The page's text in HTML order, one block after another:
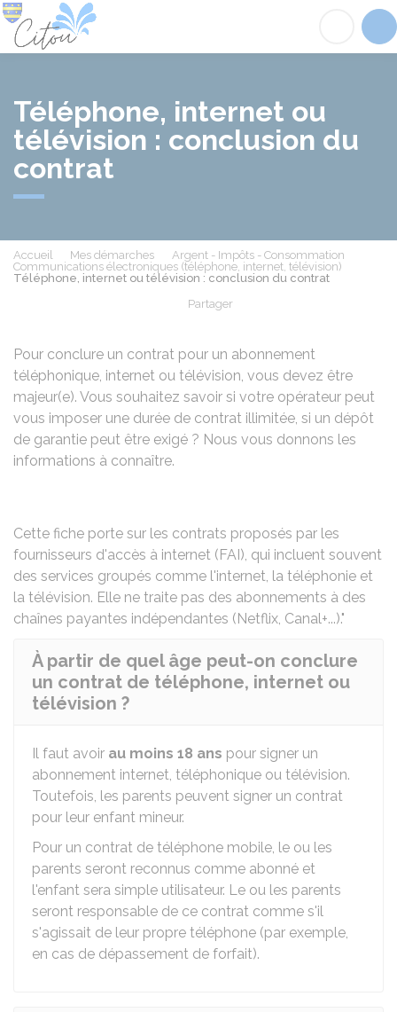
Téléphone, internet ou
télévision : conclusion du
contrat
Accueil Mes démarches
Argent - Impôts - Consommation
Communications électroniques (téléphone, internet, télévision)
Téléphone, internet ou télévision : conclusion du contrat
Partager
Pour conclure un contrat pour un abonnement
téléphonique, internet ou télévision, vous devez être
majeur(e). Vous souhaitez savoir si votre opérateur peut
vous imposer une durée de contrat illimitée, si un dépôt
de garantie peut être exigé ? Nous vous donnons les
informations à connaître.
Cette fiche porte sur les contrats proposés par les
fournisseurs d'accès à internet (FAI), qui incluent souvent
des services groupés comme l'internet, la téléphonie et
la télévision. Elle ne traite pas des abonnements à des
chaînes payantes indépendantes (Netflix, Canal+...)."
À partir de quel âge peut-on conclure
un contrat de téléphone, internet ou
télévision ?
Il faut avoir au moins 18 ans pour signer un
abonnement internet, téléphonique ou télévision.
Toutefois, les parents peuvent signer un contrat
pour leur enfant mineur.
Pour un contrat de téléphone mobile, le ou les
parents seront reconnus comme abonné et
l'enfant sera simple utilisateur. Le ou les parents
seront responsable de ce contrat comme s'il
s'agissait de leur propre téléphone (par exemple,
en cas de dépassement de forfait).